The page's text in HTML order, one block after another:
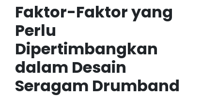
Faktor-Faktor yang
Perlu
Dipertimbangkan
dalam Desain
Seragam Drumband